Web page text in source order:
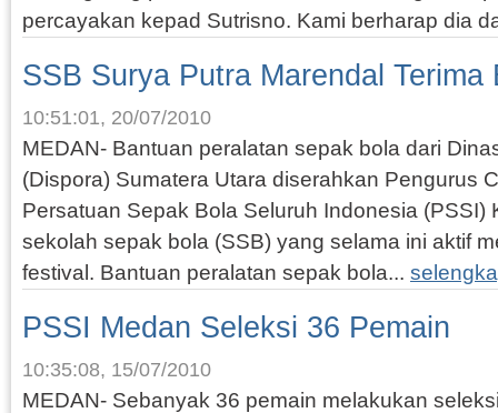
percayakan kepad Sutrisno. Kami berharap dia
SSB Surya Putra Marendal Terima
10:51:01, 20/07/2010
MEDAN- Bantuan peralatan sepak bola dari
(Dispora) Sumatera Utara diserahkan Pengurus
Persatuan Sepak Bola Seluruh Indonesia (PSSI)
sekolah sepak bola (SSB) yang selama ini aktif
festival. Bantuan peralatan sepak bola...
PSSI Medan Seleksi 36 Pemain
10:35:08, 15/07/2010
MEDAN- Sebanyak 36 pemain melakukan